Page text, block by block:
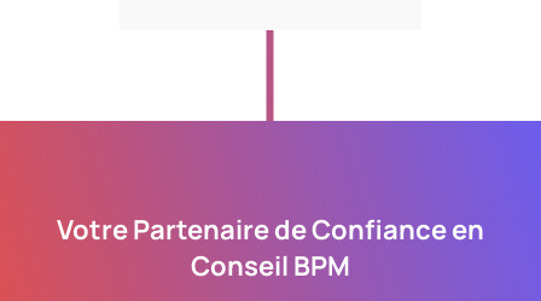
Votre Partenaire de Confiance en
Conseil BPM